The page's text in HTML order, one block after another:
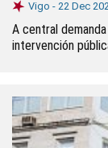
Vigo - 22 Dec
A central
intervención